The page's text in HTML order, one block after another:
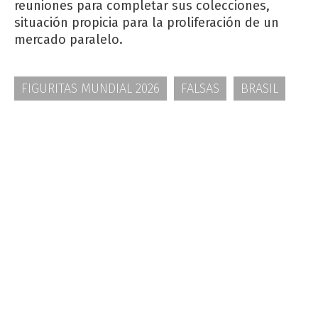
reuniones para completar sus colecciones,
situación propicia para la proliferación de un
mercado paralelo.
FIGURITAS MUNDIAL 2026 FALSAS BRASIL